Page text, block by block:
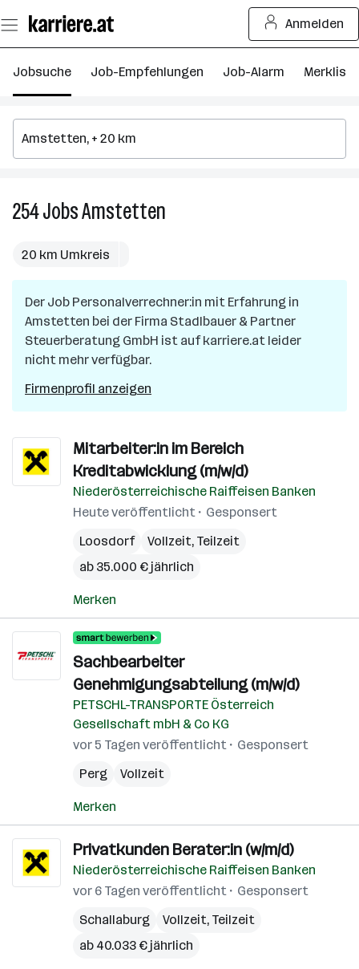
Seiteninhalt
springen
Anmelden
Jobsuche Job-Empfehlungen Job-Alarm Merkliste
254JobsAmstetten
20 km Umkreis
Der Job Personalverrechner:in mit Erfahrung in
Amstetten bei der Firma Stadlbauer & Partner
Steuerberatung GmbH ist auf karriere.at leider
nicht mehr verfügbar.
Firmenprofil anzeigen
Mitarbeiter:in im Bereich
Kreditabwicklung (m/w/d)
Niederösterreichische Raiffeisen Banken
Heute veröffentlicht
Gesponsert
Loosdorf
Vollzeit, Teilzeit
ab 35.000 € jährlich
Merken
Sachbearbeiter
Genehmigungsabteilung (m/w/d)
PETSCHL-TRANSPORTE Österreich
Gesellschaft mbH & Co KG
vor 5 Tagen veröffentlicht
Gesponsert
Perg
Vollzeit
Merken
Privatkunden Berater:in (w/m/d)
Niederösterreichische Raiffeisen Banken
vor 6 Tagen veröffentlicht
Gesponsert
Schallaburg
Vollzeit, Teilzeit
ab 40.033 € jährlich